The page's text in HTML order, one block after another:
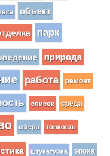
объект
парк
природа
работа ремонт
список среда
сфера тонкость
штукатурка эпоха